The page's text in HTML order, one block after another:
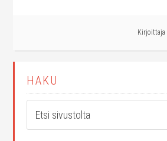
Kirjoittaja
HAKU